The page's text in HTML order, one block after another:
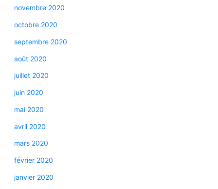
novembre 2020
octobre 2020
septembre 2020
août 2020
juillet 2020
juin 2020
mai 2020
avril 2020
mars 2020
février 2020
janvier 2020